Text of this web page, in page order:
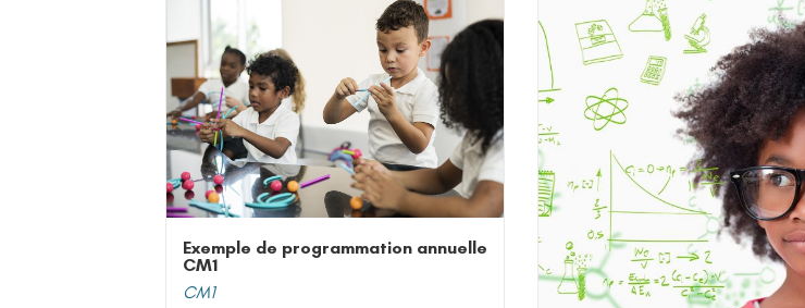
Exemple de programmation annuelle
CM1
CM1